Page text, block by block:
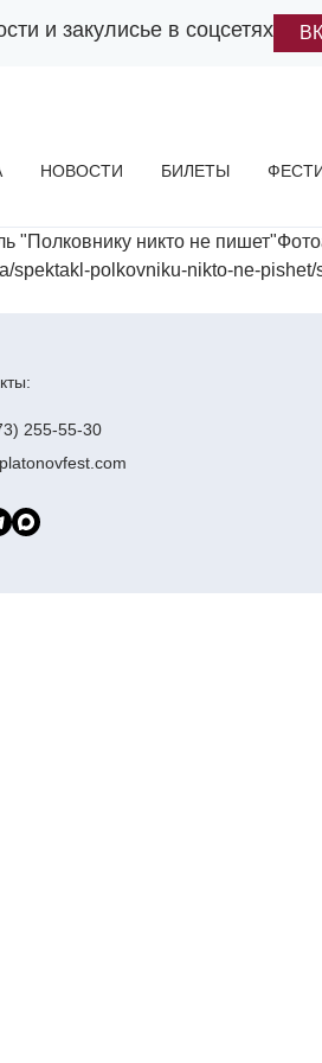
и закулисье в соцсетях
НОВОСТИ БИЛЕТЫ
"Полковнику никто не
polkovniku-nikto-ne-
255-55-30